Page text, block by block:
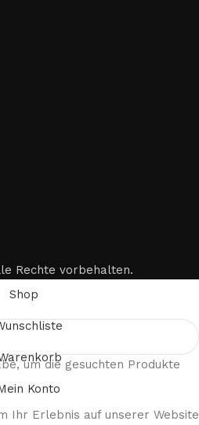
Rechte vorbehalten.
um die gesuchten Produkte
Shop
Konto
Ihr Erlebnis auf unserer Website